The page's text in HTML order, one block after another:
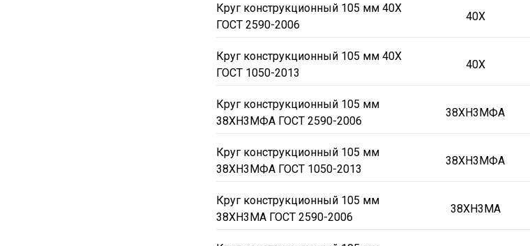
Круг конструкционный 105 мм 40Х
ГОСТ 2590-2006
40Х
Круг конструкционный 105 мм 40Х
ГОСТ 1050-2013
40Х
Круг конструкционный 105 мм
38ХН3МФА ГОСТ 2590-2006
38ХН3МФА
Круг конструкционный 105 мм
38ХН3МФА ГОСТ 1050-2013
38ХН3МФА
Круг конструкционный 105 мм
38ХН3МА ГОСТ 2590-2006
38ХН3МА